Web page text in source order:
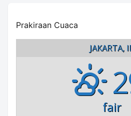
Prakiraan Cuaca
JAKARTA,
fair